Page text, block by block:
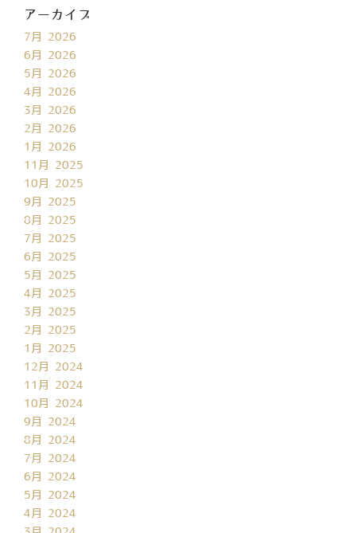
アーカイブ
7月 2026
6月 2026
5月 2026
4月 2026
3月 2026
2月 2026
1月 2026
11月 2025
10月 2025
9月 2025
8月 2025
7月 2025
6月 2025
5月 2025
4月 2025
3月 2025
2月 2025
1月 2025
12月 2024
11月 2024
10月 2024
9月 2024
8月 2024
7月 2024
6月 2024
5月 2024
4月 2024